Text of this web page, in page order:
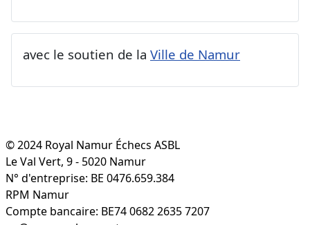
avec le soutien de la Ville de Namur
© 2024 Royal Namur Échecs ASBL
Le Val Vert, 9 - 5020 Namur
N° d'entreprise: BE 0476.659.384
RPM Namur
Compte bancaire: BE74 0682 2635 7207